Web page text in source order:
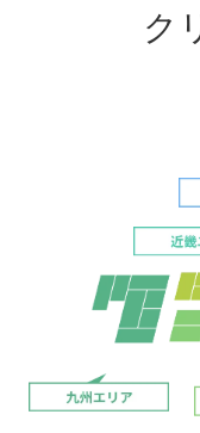
ク